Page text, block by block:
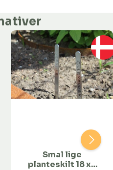
Smal lige
planteskilt 18 x 1